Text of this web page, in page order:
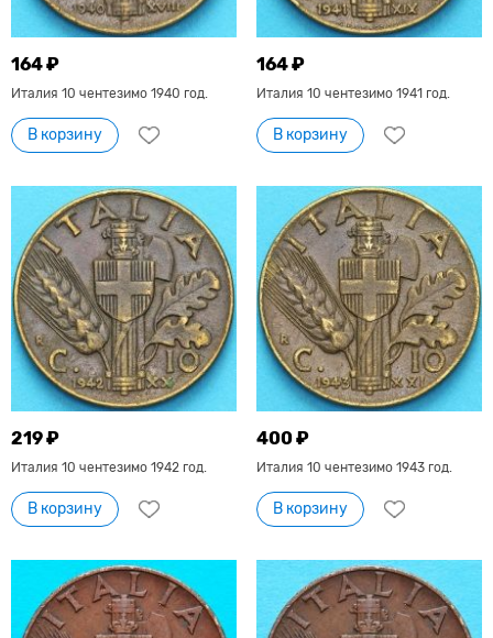
164 ₽
Италия 10 чентезимо 1940 год.
В корзину
164 ₽
Италия 10 чентезимо 1941 год.
В корзину
219 ₽
Италия 10 чентезимо 1942 год.
В корзину
400 ₽
Италия 10 чентезимо 1943 год.
В корзину